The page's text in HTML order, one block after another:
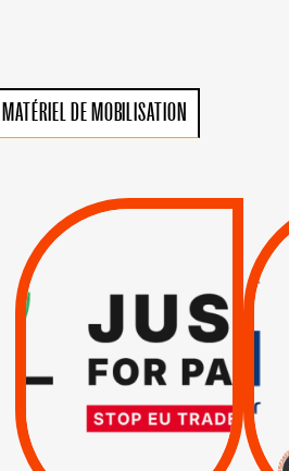
MATÉRIEL DE MOBILISATION
VIOLATIONS DES
SUSPENSION
TOTALE DE
L’ACCORD
D’ASSOCIATION UE-
ISRAËL